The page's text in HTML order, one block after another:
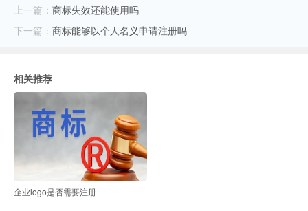
上一篇： 商标失效还能使用吗
下一篇： 商标能够以个人名义申请注册吗
相关推荐
企业logo是否需要注册